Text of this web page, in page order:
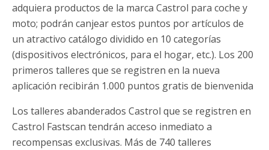
adquiera productos de la marca Castrol para coche y
moto; podrán canjear estos puntos por artículos de
un atractivo catálogo dividido en 10 categorías
(dispositivos electrónicos, para el hogar, etc.). Los 200
primeros talleres que se registren en la nueva
aplicación recibirán 1.000 puntos gratis de bienvenida
Los talleres abanderados Castrol que se registren en
Castrol Fastscan tendrán acceso inmediato a
recompensas exclusivas. Más de 740 talleres